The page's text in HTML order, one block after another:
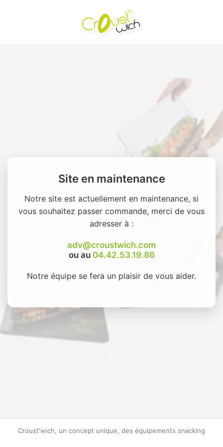
Site en maintenance
Notre site est actuellement en maintenance, si
vous souhaitez passer commande, merci de vous
adresser à :
adv@croustwich.com
ou au 04.42.53.19.86
Notre équipe se fera un plaisir de vous aider.
Croust'wich, un concept unique, des équipements snacking